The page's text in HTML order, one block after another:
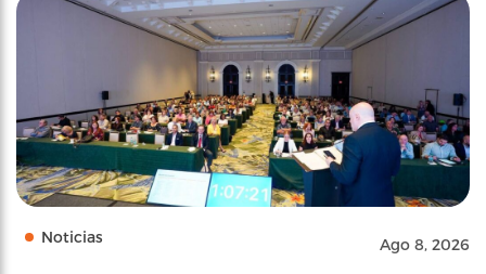
Noticias Ago 8, 2026